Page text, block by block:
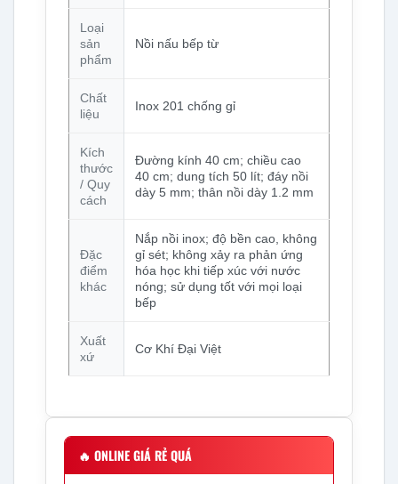
Loại
sản
phẩm
Nồi nấu bếp từ
Chất
liệu
Inox 201 chống gỉ
Kích
thước
/ Quy
cách
Đường kính 40 cm; chiều cao
40 cm; dung tích 50 lít; đáy nồi
dày 5 mm; thân nồi dày 1.2 mm
Đặc
điểm
khác
Nắp nồi inox; độ bền cao, không
gỉ sét; không xảy ra phản ứng
hóa học khi tiếp xúc với nước
nóng; sử dụng tốt với mọi loại
bếp
Xuất
xứ
Cơ Khí Đại Việt
🔥 ONLINE GIÁ RẺ QUÁ